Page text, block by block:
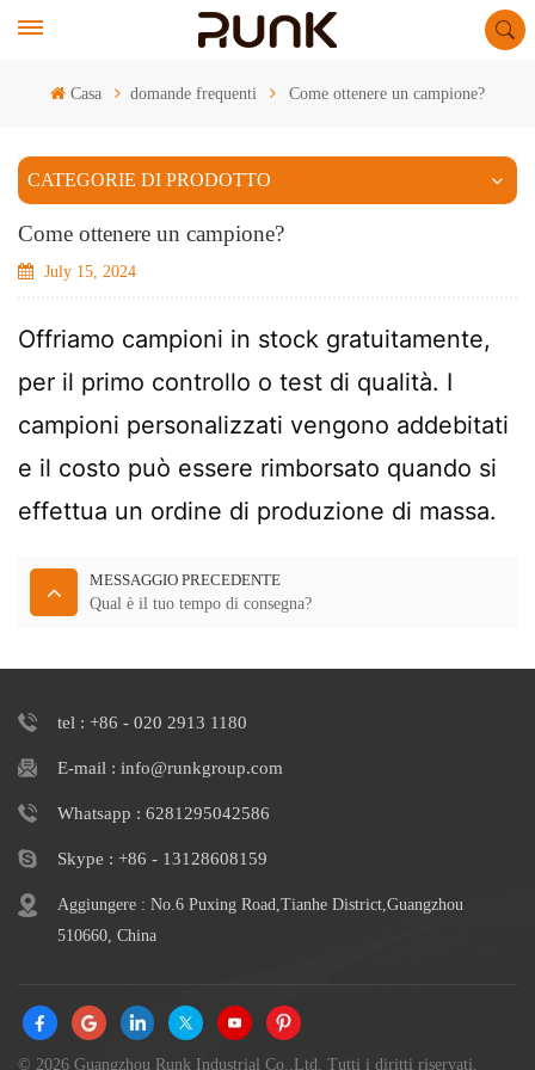
Casa domande frequenti Come ottenere un campione?
CATEGORIE DI PRODOTTO
Come ottenere un campione?
July 15, 2024
Offriamo campioni in stock gratuitamente,
per il primo controllo o test di qualità. I
campioni personalizzati vengono addebitati
e il costo può essere rimborsato quando si
effettua un ordine di produzione di massa.
MESSAGGIO PRECEDENTE
Qual è il tuo tempo di consegna?
tel : +86 - 020 2913 1180
E-mail : info@runkgroup.com
Whatsapp : 6281295042586
Skype : +86 - 13128608159
Aggiungere : No.6 Puxing Road,Tianhe District,Guangzhou
510660, China
© 2026 Guangzhou Runk Industrial Co.,Ltd. Tutti i diritti riservati.